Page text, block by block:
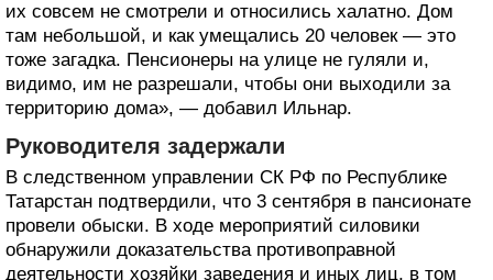
их совсем не смотрели и относились халатно. Дом
там небольшой, и как умещались 20 человек — это
тоже загадка. Пенсионеры на улице не гуляли и,
видимо, им не разрешали, чтобы они выходили за
территорию дома», — добавил Ильнар.
Руководителя задержали
В следственном управлении СК РФ по Республике
Татарстан подтвердили, что 3 сентября в пансионате
провели обыски. В ходе мероприятий силовики
обнаружили доказательства противоправной
деятельности хозяйки заведения и иных лиц, в том